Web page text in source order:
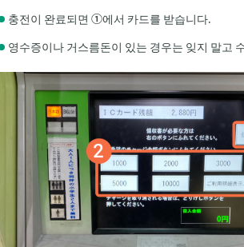
충전이 완료되면 ①에서 카드를 받습니다.
영수증이나 거스름돈이 있는 경우는 잊지 말고